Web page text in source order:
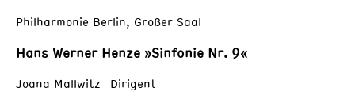
Philharmonie Berlin, Großer Saal
Hans Werner Henze »Sinfonie Nr. 9«
Joana Mallwitz Dirigent